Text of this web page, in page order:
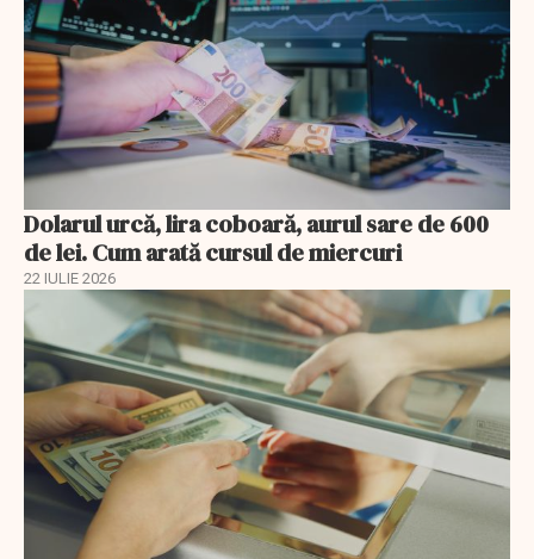
Dolarul urcă, lira coboară, aurul sare de 600
de lei. Cum arată cursul de miercuri
22 IULIE 2026